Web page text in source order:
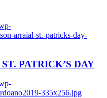
arraial-st.-patricks-day-
PATRICK’S DAY
335x256.jpg